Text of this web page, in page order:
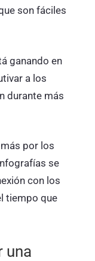
son fáciles
ganando en
a los
durante más
por los
se
con los
tiempo que
una